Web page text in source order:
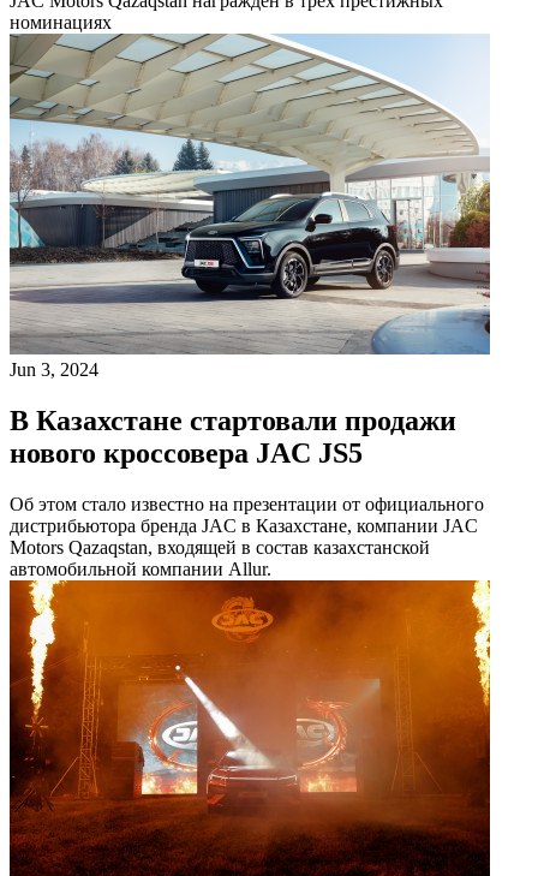
номинациях
Jun 3, 2024
В Казахстане стартовали продажи
нового кроссовера JAC JS5
Об этом стало известно на презентации от официального
дистрибьютора бренда JAC в Казахстане, компании JAC
Motors Qazaqstan, входящей в состав казахстанской
автомобильной компании Allur.